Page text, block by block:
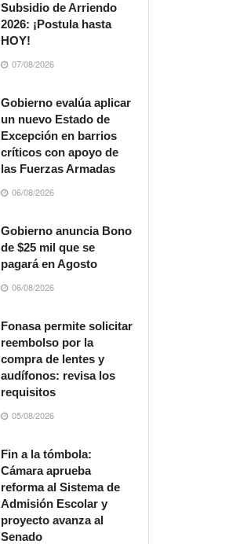
Subsidio de Arriendo
2026: ¡Postula hasta
HOY!
07/08/2026
Gobierno evalúa aplicar
un nuevo Estado de
Excepción en barrios
críticos con apoyo de
las Fuerzas Armadas
06/08/2026
Gobierno anuncia Bono
de $25 mil que se
pagará en Agosto
06/08/2026
Fonasa permite solicitar
reembolso por la
compra de lentes y
audífonos: revisa los
requisitos
05/08/2026
Fin a la tómbola:
Cámara aprueba
reforma al Sistema de
Admisión Escolar y
proyecto avanza al
Senado